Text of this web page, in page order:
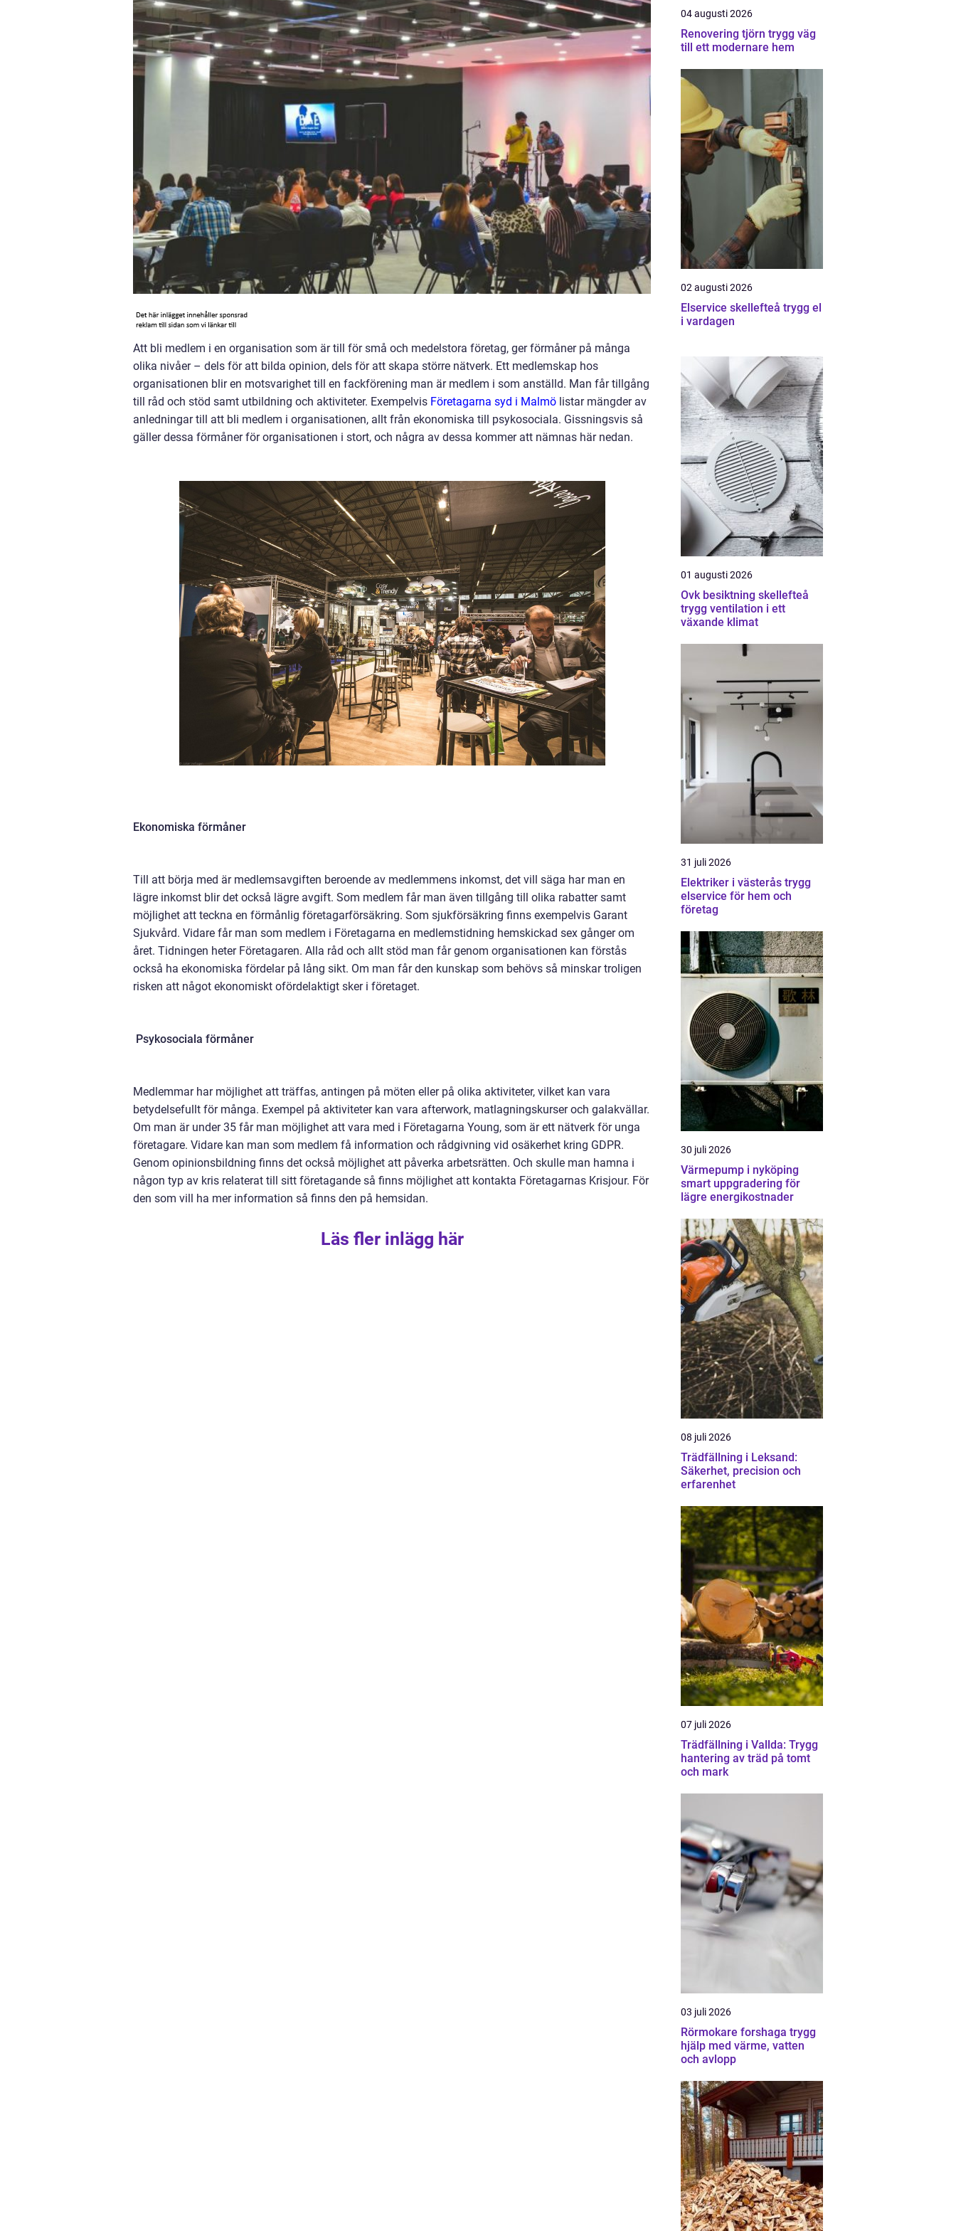
Att bli medlem i en organisation som är till för små och medelstora företag, ger förmåner på många
olika nivåer – dels för att bilda opinion, dels för att skapa större nätverk. Ett medlemskap hos
organisationen blir en motsvarighet till en fackförening man är medlem i som anställd. Man får tillgång
till råd och stöd samt utbildning och aktiviteter. Exempelvis Företagarna syd i Malmö listar mängder av
anledningar till att bli medlem i organisationen, allt från ekonomiska till psykosociala. Gissningsvis så
gäller dessa förmåner för organisationen i stort, och några av dessa kommer att nämnas här nedan.
Ekonomiska förmåner
Till att börja med är medlemsavgiften beroende av medlemmens inkomst, det vill säga har man en
lägre inkomst blir det också lägre avgift. Som medlem får man även tillgång till olika rabatter samt
möjlighet att teckna en förmånlig företagarförsäkring. Som sjukförsäkring finns exempelvis Garant
Sjukvård. Vidare får man som medlem i Företagarna en medlemstidning hemskickad sex gånger om
året. Tidningen heter Företagaren. Alla råd och allt stöd man får genom organisationen kan förstås
också ha ekonomiska fördelar på lång sikt. Om man får den kunskap som behövs så minskar troligen
risken att något ekonomiskt ofördelaktigt sker i företaget.
Psykosociala förmåner
Medlemmar har möjlighet att träffas, antingen på möten eller på olika aktiviteter, vilket kan vara
betydelsefullt för många. Exempel på aktiviteter kan vara afterwork, matlagningskurser och galakvällar.
Om man är under 35 får man möjlighet att vara med i Företagarna Young, som är ett nätverk för unga
företagare. Vidare kan man som medlem få information och rådgivning vid osäkerhet kring GDPR.
Genom opinionsbildning finns det också möjlighet att påverka arbetsrätten. Och skulle man hamna i
någon typ av kris relaterat till sitt företagande så finns möjlighet att kontakta Företagarnas Krisjour. För
den som vill ha mer information så finns den på hemsidan.
Läs fler inlägg här
04 augusti 2026
Renovering tjörn trygg väg
till ett modernare hem
02 augusti 2026
Elservice skellefteå trygg el
i vardagen
01 augusti 2026
Ovk besiktning skellefteå
trygg ventilation i ett
växande klimat
31 juli 2026
Elektriker i västerås trygg
elservice för hem och
företag
30 juli 2026
Värmepump i nyköping
smart uppgradering för
lägre energikostnader
08 juli 2026
Trädfällning i Leksand:
Säkerhet, precision och
erfarenhet
07 juli 2026
Trädfällning i Vallda: Trygg
hantering av träd på tomt
och mark
03 juli 2026
Rörmokare forshaga trygg
hjälp med värme, vatten
och avlopp